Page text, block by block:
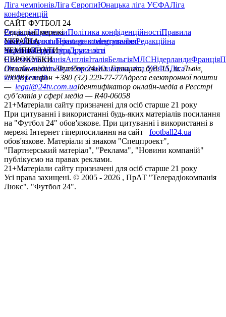
Ліга чемпіонівЛіга ЄвропиЮнацька ліга УЄФАЛіга
конференцій
САЙТ ФУТБОЛ 24
РедакціяПрогнозиПолітика конфіденційностіПравила
сайтуКонтактиПравила коментуванняРедакційна
політикаСтруктура власності
Соціальні мережі
facebookxyoutubeinstagramtelegramviber
УКРАЇНА
УкраїнаПерша лігаДруга ліга
ЧЕМПІОНАТИ
НімеччинаІспаніяАнгліяІталіяБельгіяМЛСНідерландиФранція
ЄВРОКУБКИ
Ліга чемпіонівЛіга ЄвропиЮнацька ліга УЄФАЛіга
конференцій
Онлайн-медіа «Футбол 24»пл. Галицька, буд. 15, м. Львів,
79008Телефон +380 (32) 229-77-77Адреса електронної пошти
— legal@24tv.com.uaІдентифікатор онлайн-медіа в Реєстрі
суб’єктів у сфері медіа — R40-06058
21+Матеріали сайту призначені для осіб старше 21 року
При цитуванні і використанні будь-яких матеріалів посилання
на "Футбол 24" обов'язкове. При цитуванні і використанні в
мережі Інтернет гіперпосилання на сайт
football24.ua
обов'язкове. Матеріали зі знаком "Спецпроект",
"Партнерський матеріал", "Реклама", "Новини компаній"
публікуємо на правах реклами.
21+Матеріали сайту призначені для осіб старше 21 року
Усi права захищенi. © 2005 - 2026 , ПрАТ "Телерадіокомпанія
Люкс". "Футбол 24".